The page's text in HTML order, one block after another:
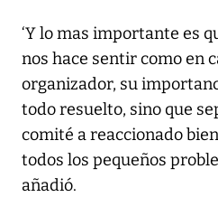
‘Y lo mas importante es
nos hace sentir como en
organizador, su
todo resuelto, sino que
comité a reaccionado
todos los pequeños
añadió.